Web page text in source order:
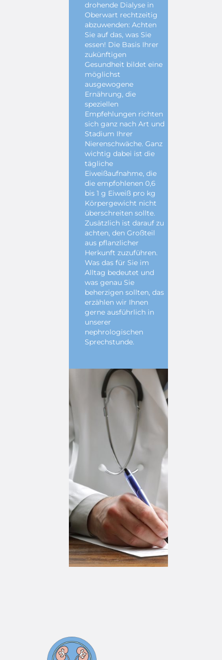
drohende Dialyse in
Oberwart rechtzeitig
abzuwenden: Achten
Sie auf das, was Sie
essen! Die Basis Ihrer
zukünftigen
Gesundheit bildet eine
möglichst
ausgewogene
Ernährung, die
speziellen
Empfehlungen richten
sich ganz nach Art und
Stadium Ihrer
Nierenschwäche. Ganz
wichtig dabei ist die
tägliche
Eiweißaufnahme, die
die empfohlenen 0,6
bis 1 g Eiweiß pro kg
Körpergewicht nicht
überschreiten sollte.
Zusätzlich ist darauf zu
achten, den Großteil
aus pflanzlicher
Herkunft zuzuführen.
Was das für Sie im
Alltag bedeutet und
was genau Sie
beherzigen sollten, das
erzählen wir Ihnen
gerne ausführlich in
unserer
nephrologischen
Sprechstunde.